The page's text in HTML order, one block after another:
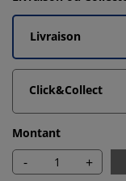
Livraison
Click&Collect
Montant
- +